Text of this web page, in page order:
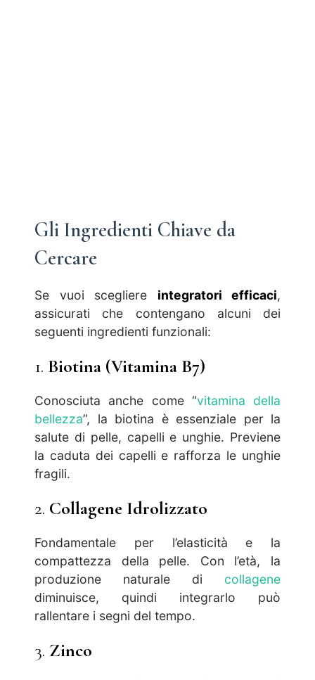
Gli Ingredienti Chiave da
Cercare
Se vuoi scegliere integratori efficaci,
assicurati che contengano alcuni dei
seguenti ingredienti funzionali:
1. Biotina (Vitamina B7)
Conosciuta anche come “vitamina della
bellezza”, la biotina è essenziale per la
salute di pelle, capelli e unghie. Previene
la caduta dei capelli e rafforza le unghie
fragili.
2. Collagene Idrolizzato
Fondamentale per l’elasticità e la
compattezza della pelle. Con l’età, la
produzione naturale di collagene
diminuisce, quindi integrarlo può
rallentare i segni del tempo.
3. Zinco